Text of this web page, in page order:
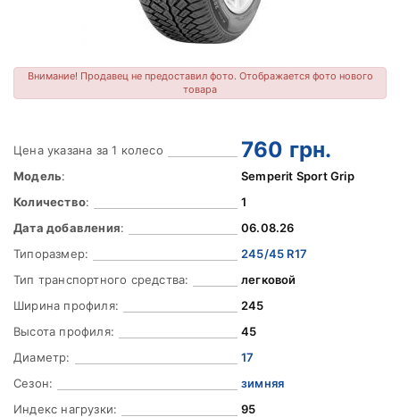
Внимание! Продавец не предоставил фото. Отображается фото нового
товара
Цена указана за 1 колесо 760 грн.
Модель:
Semperit Sport Grip
Количество:
1
Дата добавления:
06.08.26
Типоразмер:
245/45 R17
Тип транспортного средства:
легковой
Ширина профиля:
245
Высота профиля:
45
Диаметр:
17
Сезон:
зимняя
Индекс нагрузки:
95